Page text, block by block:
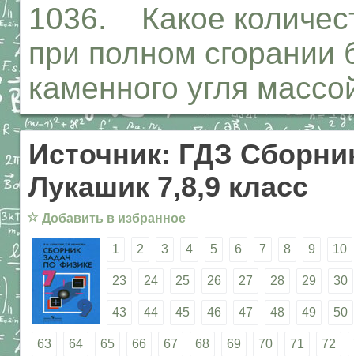
1036. Какое
при полном сгорании
каменного угля
Источник: ГДЗ
Лукашик 7,8,9 класс
☆ Добавить в избранное
1 2 3 4 5 6 7 8 9 10
23 24 25 26 27 28 29 30
43 44 45 46 47 48 49 50
63 64 65 66 67 68 69 70 71 72